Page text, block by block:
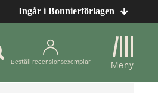
Ingår i Bonnierförlagen
Beställ recensionsexemplar Meny